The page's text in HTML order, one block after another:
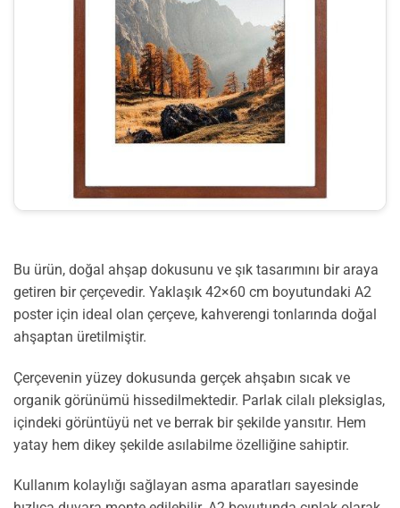
Bu ürün, doğal ahşap dokusunu ve şık tasarımını bir araya
getiren bir çerçevedir. Yaklaşık 42×60 cm boyutundaki A2
poster için ideal olan çerçeve, kahverengi tonlarında doğal
ahşaptan üretilmiştir.
Çerçevenin yüzey dokusunda gerçek ahşabın sıcak ve
organik görünümü hissedilmektedir. Parlak cilalı pleksiglas,
içindeki görüntüyü net ve berrak bir şekilde yansıtır. Hem
yatay hem dikey şekilde asılabilme özelliğine sahiptir.
Kullanım kolaylığı sağlayan asma aparatları sayesinde